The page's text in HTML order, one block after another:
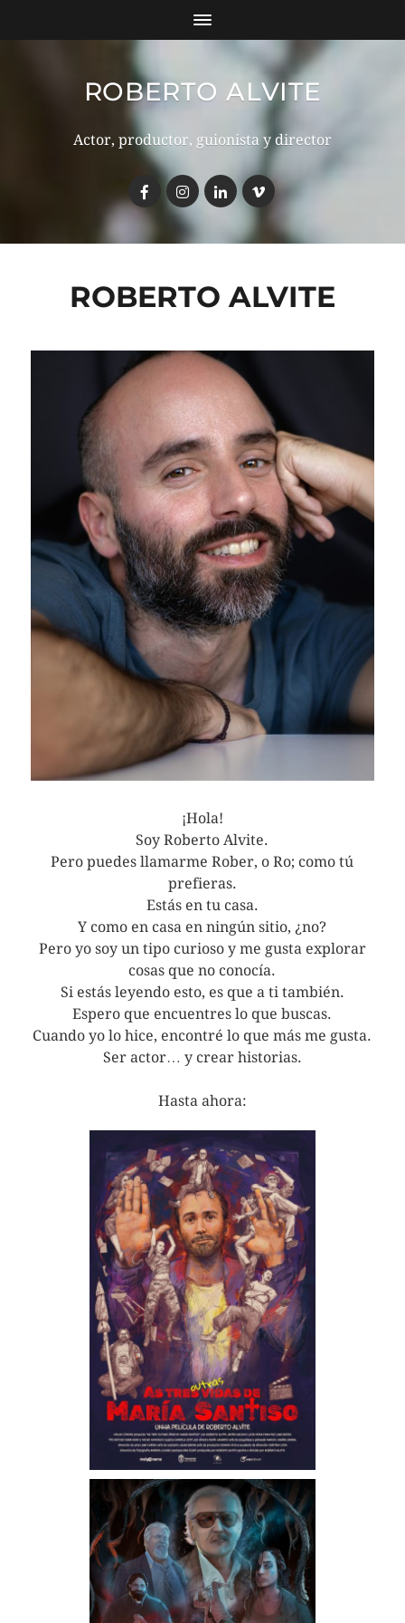
ROBERTO ALVITE
Actor, productor, guionista y director
ROBERTO ALVITE
¡Hola!
Soy Roberto Alvite.
Pero puedes llamarme Rober, o Ro; como tú
prefieras.
Estás en tu casa.
Y como en casa en ningún sitio, ¿no?
Pero yo soy un tipo curioso y me gusta explorar
cosas que no conocía.
Si estás leyendo esto, es que a ti también.
Espero que encuentres lo que buscas.
Cuando yo lo hice, encontré lo que más me gusta.
Ser actor… y crear historias.
Hasta ahora: